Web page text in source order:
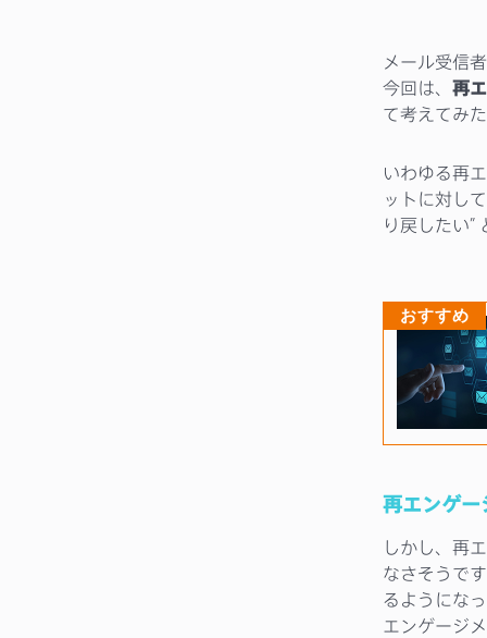
メール受信
今回は、 再
て考えてみ
いわゆる再
ットに対し
り戻したい”
おすすめ
再エンゲ
しかし、再
なさそうで
るようにな
エンゲージ